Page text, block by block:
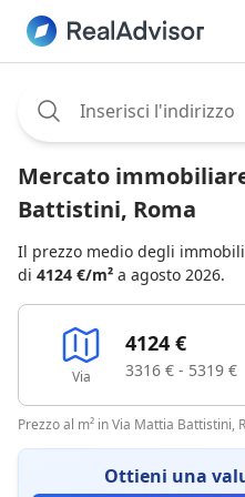
Mercato
Battistini, Roma
Il prezzo medio degli
di 4124 €/m² a agosto 2026.
Via
4124 €
3316 € - 5319 €
Prezzo al m² in Via Mattia Battistini,
Ottieni una